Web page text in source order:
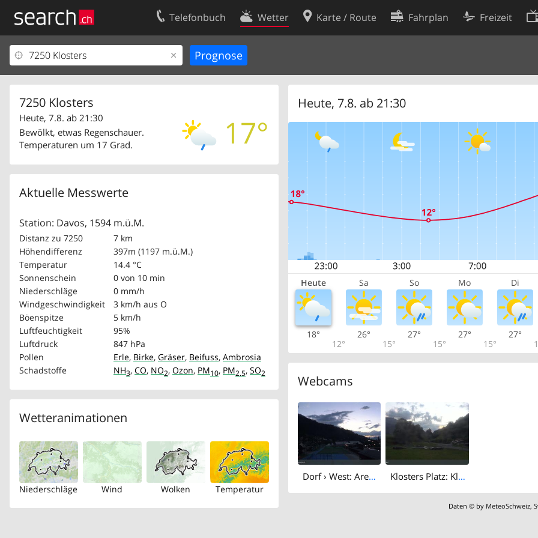
Telefonbuch Wetter Karte / Route Fahrplan Freizeit
7250 Klosters
17°
Heute, 7.8. ab 21:30
Bewölkt, etwas Regenschauer.
Temperaturen um 17 Grad.
Aktuelle Messwerte
Station: Davos, 1594 m.ü.M.
Distanz zu 7250
7 km
Höhendifferenz
397m (1197 m.ü.M.)
Temperatur
14.4 °C
Sonnenschein
0 von 10 min
Niederschläge
0 mm/h
Windgeschwindigkeit
3 km/h aus O
Böenspitze
5 km/h
Luftfeuchtigkeit
95%
Luftdruck
847 hPa
Pollen
Erle, Birke, Gräser, Beifuss, Ambrosia
Schadstoffe
NH3, CO, NO2, Ozon, PM10, PM2.5, SO2
Wetteranimationen
Niederschläge Wind Wolken Temperatur
Heute, 7.8. ab 21:30
Heute Sa So Mo Di
18°
12°
26°
15°
27°
15°
27°
15°
27°
Webcams
Dorf › West: Arena Klosters Klosters Platz: Klosters - Bündelti
Daten © by MeteoSchweiz,
Ihr Eintrag
Kundencenter Geschäftskunden
Impressum
Kontakt
Nutzungsbedingungen
Cookie-Einstellungen